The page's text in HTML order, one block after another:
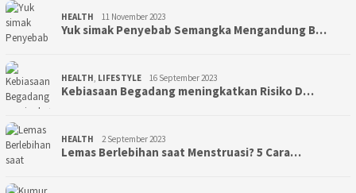
HEALTH 11 November 2023
Yuk simak Penyebab Semangka Mengandung B…
HEALTH LIFESTYLE 16 September 2023
Kebiasaan Begadang meningkatkan Risiko D…
HEALTH 2 September 2023
Lemas Berlebihan saat Menstruasi? 5 Cara…